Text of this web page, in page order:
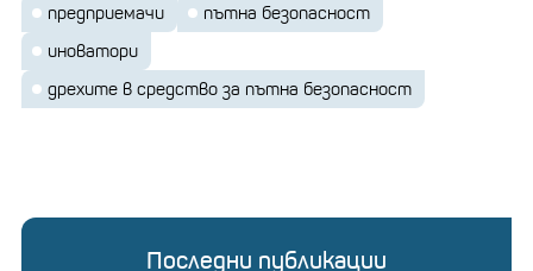
предприемачи
пътна безопасност
иноватори
дрехите в средство за пътна безопасност
Последни публикации